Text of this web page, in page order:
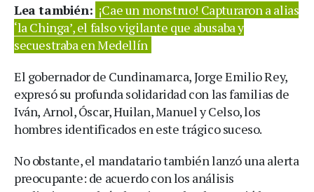
Lea también: ¡Cae un monstruo! Capturaron a alias
‘la Chinga’, el falso vigilante que abusaba y
secuestraba en Medellín
El gobernador de Cundinamarca, Jorge Emilio Rey,
expresó su profunda solidaridad con las familias de
Iván, Arnol, Óscar, Huilan, Manuel y Celso, los
hombres identificados en este trágico suceso.
No obstante, el mandatario también lanzó una alerta
preocupante: de acuerdo con los análisis